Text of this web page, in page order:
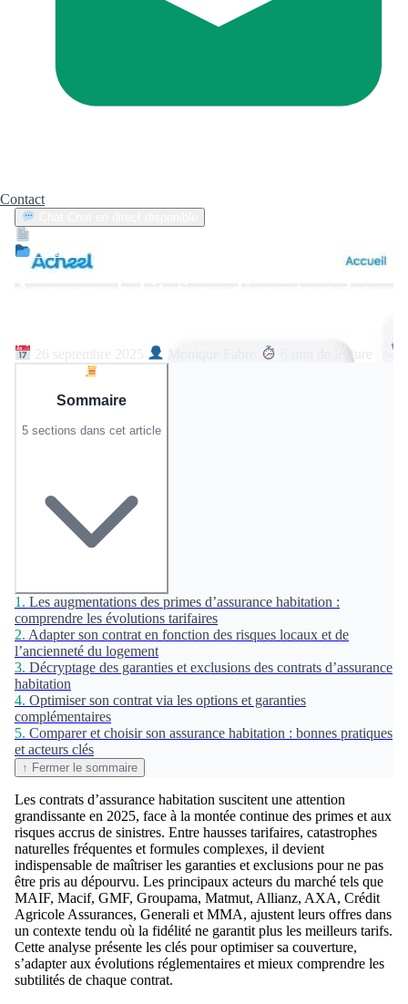
Contact
Actualité
26 septembre 2025 6 min de lecture
Sommaire
5 sections dans cet article
1. Les augmentations des primes d’assurance habitation :
comprendre les évolutions tarifaires
2. Adapter son contrat en fonction des risques locaux et de
l’ancienneté du logement
3. Décryptage des garanties et exclusions des contrats d’assurance
habitation
4. Optimiser son contrat via les options et garanties
complémentaires
5. Comparer et choisir son assurance habitation : bonnes pratiques
et acteurs clés
↑ Fermer le sommaire
Les contrats d’assurance habitation suscitent une attention
grandissante en 2025, face à la montée continue des primes et aux
risques accrus de sinistres. Entre hausses tarifaires, catastrophes
naturelles fréquentes et formules complexes, il devient
indispensable de maîtriser les garanties et exclusions pour ne pas
être pris au dépourvu. Les principaux acteurs du marché tels que
MAIF, Macif, GMF, Groupama, Matmut, Allianz, AXA, Crédit
Agricole Assurances, Generali et MMA, ajustent leurs offres dans
un contexte tendu où la fidélité ne garantit plus les meilleurs tarifs.
Cette analyse présente les clés pour optimiser sa couverture,
s’adapter aux évolutions réglementaires et mieux comprendre les
subtilités de chaque contrat.